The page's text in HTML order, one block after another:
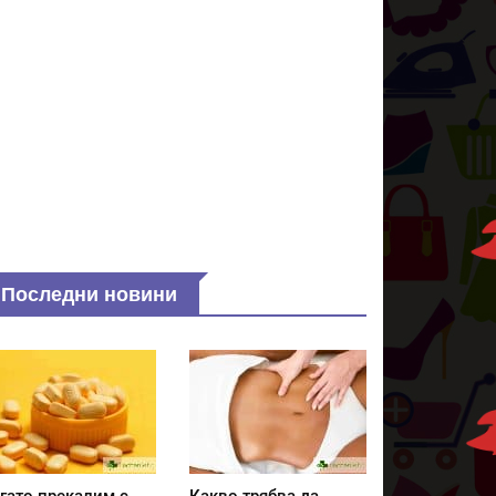
Последни новини